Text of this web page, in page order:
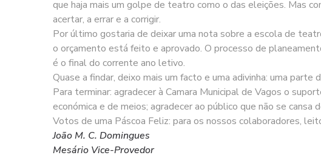
que haja mais um golpe de teatro como o das eleições. Mas
acertar, a errar e a corrigir.
Por último gostaria de deixar uma nota sobre a escola de
o orçamento está feito e aprovado. O processo de
é o final do corrente ano letivo.
Quase a findar, deixo mais um facto e uma adivinha: uma
Para terminar: agradecer à Camara Municipal de Vagos o
económica e de meios; agradecer ao público que não se
Votos de uma Páscoa Feliz: para os nossos colaboradores,
João M. C. Domingues
Mesário Vice-Provedor